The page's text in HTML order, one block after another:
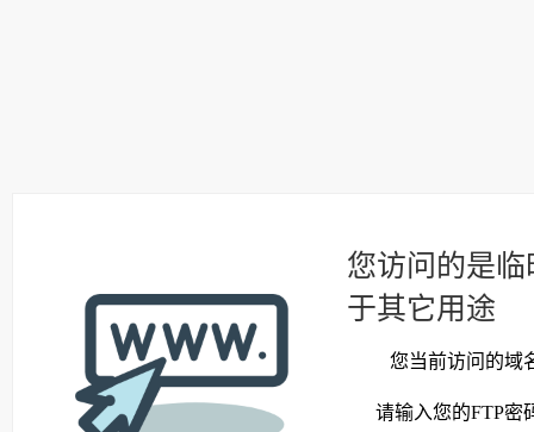
您访问的是
于其它用途
您当前访问的域
请输入您的FTP密